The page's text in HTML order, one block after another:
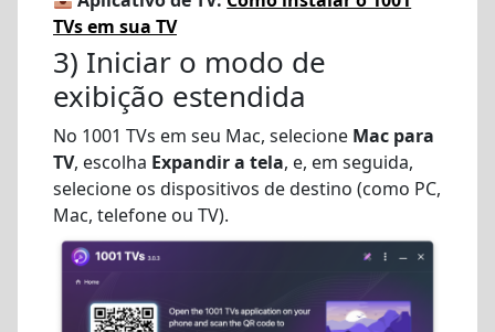
TVs em sua TV
3) Iniciar o modo de
exibição estendida
No 1001 TVs em seu Mac, selecione Mac para
TV, escolha Expandir a tela, e, em seguida,
selecione os dispositivos de destino (como PC,
Mac, telefone ou TV).